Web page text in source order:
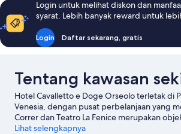
Login untuk melihat diskon dan
syarat. Lebih banyak reward untuk
Login Daftar sekarang, gratis
Tentang kawasan
Hotel Cavalletto e Doge Orseolo terletak di
Venesia, dengan pusat perbelanjaan yang
Correr dan Teatro La Fenice merupakan
unggulan, temukan juga landmark terkenal di
Lihat selengkapnya